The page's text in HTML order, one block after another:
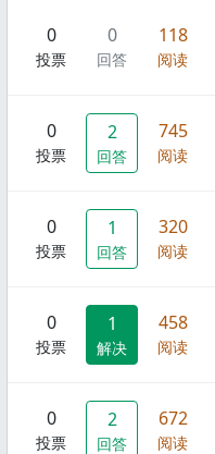
0
投票
0
回答
118
阅读
0
投票
2
回答
745
阅读
0
投票
1
回答
320
阅读
0
投票
1
解决
458
阅读
0
投票
2
回答
672
阅读